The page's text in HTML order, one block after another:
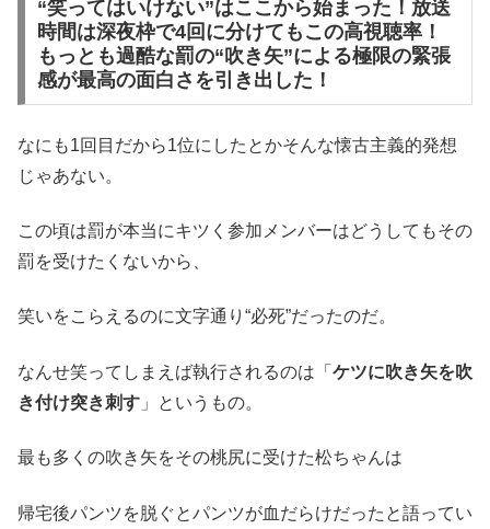
“笑ってはいけない”はここから始まった！放送
時間は深夜枠で4回に分けてもこの高視聴率！
もっとも過酷な罰の“吹き矢”による極限の緊張
感が最高の面白さを引き出した！
なにも1回目だから1位にしたとかそんな懐古主義的発想
じゃあない。
この頃は罰が本当にキツく参加メンバーはどうしてもその
罰を受けたくないから、
笑いをこらえるのに文字通り“必死”だったのだ。
なんせ笑ってしまえば執行されるのは「 ケツに吹き矢を吹
き付け突き刺す 」というもの。
最も多くの吹き矢をその桃尻に受けた松ちゃんは
帰宅後パンツを脱ぐとパンツが血だらけだったと語ってい